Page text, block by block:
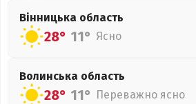
Вінницька область
28° 11° Ясно
Волинська область
28° 11° Переважно ясно